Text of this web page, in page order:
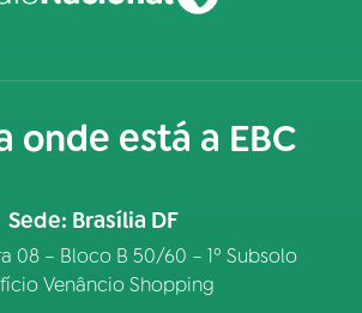
onde está a EBC
Sede: Brasília DF
08 – Bloco B 50/60 – 1º Subsolo
Venâncio Shopping